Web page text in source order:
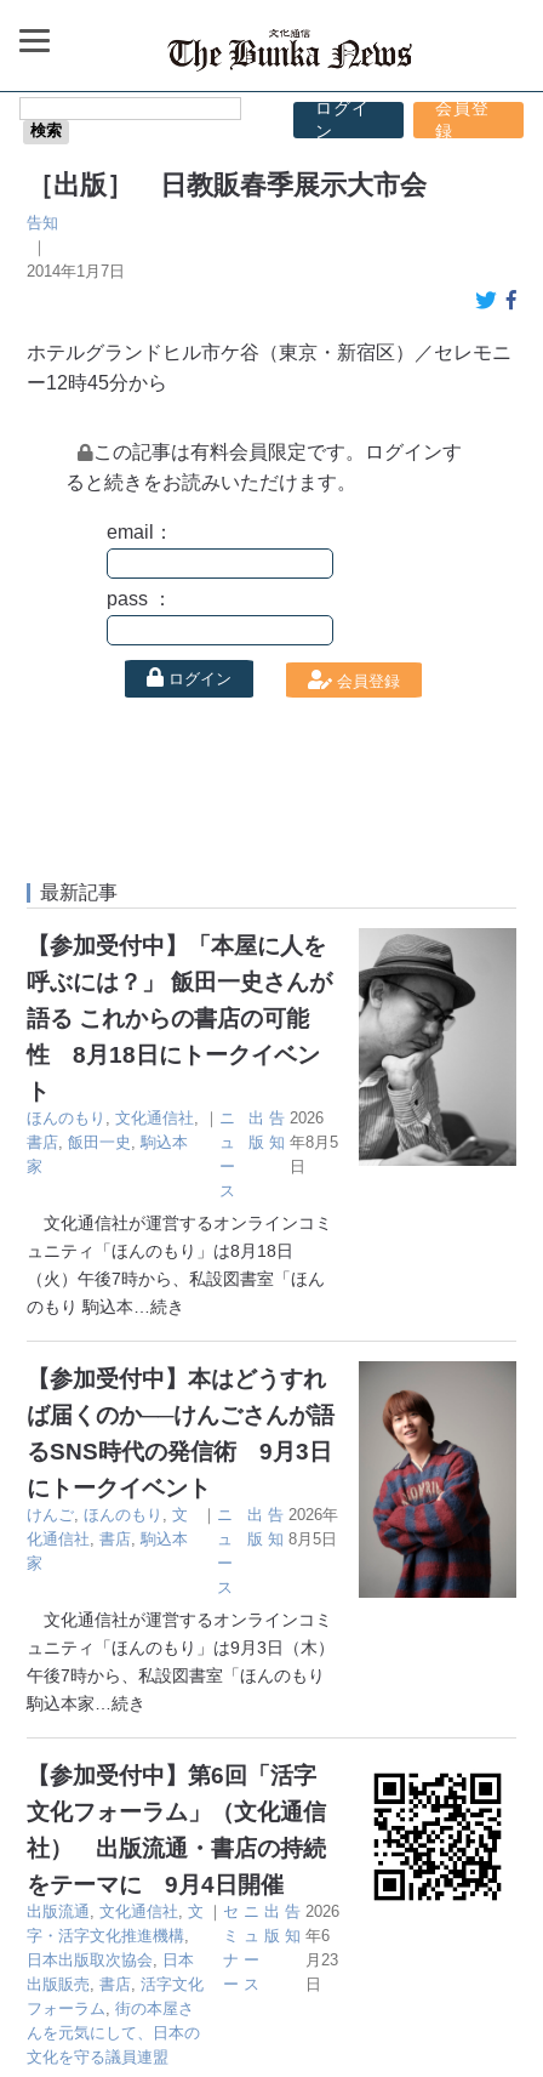
ログイ
ン
会員登
録
［出版］ 日教販春季展示大市会
告知
｜
2014年1月7日
ホテルグランドヒル市ケ谷（東京・新宿区）／セレモニ
ー12時45分から
この記事は有料会員限定です。ログインす
ると続きをお読みいただけます。
email：
pass ：
ログイン 会員登録
最新記事
【参加受付中】「本屋に人を
呼ぶには？」 飯田一史さんが
語る これからの書店の可能
性 8月18日にトークイベン
ト
ほんのもり ,文化通信社,
書店,飯田一史 ,駒込本
家
｜ ニ
ュ
ー
ス
出
版
告
知
2026
年8月5
日
文化通信社が運営するオンラインコミ
ュニティ「ほんのもり」は8月18日
（火）午後7時から、私設図書室「ほん
のもり 駒込本 …続き
【参加受付中】本はどうすれ
ば届くのか──けんごさんが語
るSNS時代の発信術 9月3日
にトークイベント
けんご,ほんのもり ,文
化通信社,書店,駒込本
家
｜ ニ
ュ
ー
ス
出
版
告
知
2026年
8月5日
文化通信社が運営するオンラインコミ
ュニティ「ほんのもり」は9月3日（木）
午後7時から、私設図書室「ほんのもり
駒込本家 …続き
【参加受付中】第6回「活字
文化フォーラム」（文化通信
社） 出版流通・書店の持続
をテーマに 9月4日開催
出版流通,文化通信社,文
字・活字文化推進機構,
日本出版取次協会, 日本
出版販売,書店,活字文化
フォーラム,街の本屋さ
んを元気にして、日本の
文化を守る議員連盟
｜ セ
ミ
ナ
ー
ニ
ュ
ー
ス
出
版
告
知
2026
年6
月23
日